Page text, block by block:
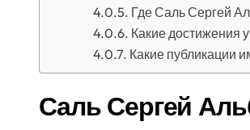
Где Саль Сергей
Какие достижения
Какие публикации
Саль Сергей